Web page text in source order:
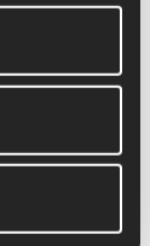
Knie und geh
nach oben